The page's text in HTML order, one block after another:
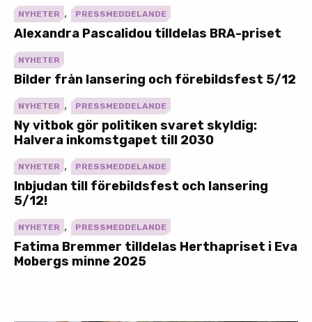
NYHETER , PRESSMEDDELANDE
Alexandra Pascalidou tilldelas BRA-priset
NYHETER
Bilder från lansering och förebildsfest 5/12
NYHETER , PRESSMEDDELANDE
Ny vitbok gör politiken svaret skyldig:
Halvera inkomstgapet till 2030
NYHETER , PRESSMEDDELANDE
Inbjudan till förebildsfest och lansering
5/12!
NYHETER , PRESSMEDDELANDE
Fatima Bremmer tilldelas Herthapriset i Eva
Mobergs minne 2025